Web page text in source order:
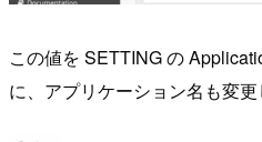
この値を SETTING の
に、アプリケーション名も変更